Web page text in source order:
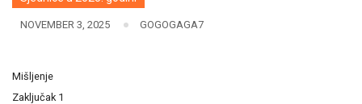
NOVEMBER 3, 2025 GOGOGAGA7
Mišljenje
Zaključak 1